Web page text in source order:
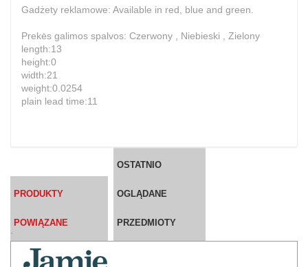
Gadżety reklamowe: Available in red, blue and green.
Prekės galimos spalvos: Czerwony , Niebieski , Zielony
length:13
height:0
width:21
weight:0.0254
plain lead time:11
PRODUKTY
POWIĄZANE
OSTATNIO
OGLĄDANE
PRZEDMIOTY
`